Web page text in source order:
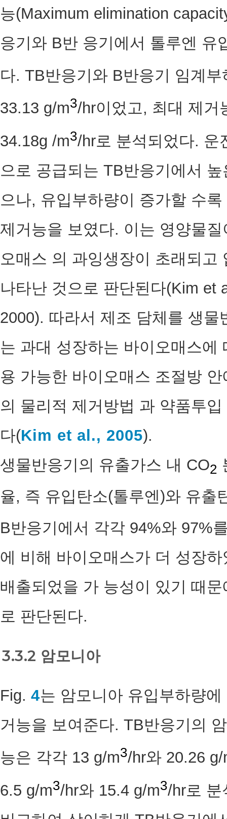
능(Maximum elimination
응기와 B반 응기에서 톨루엔 유
다. TB반응기와 B반응기 임계
33.13 g/m3/hr이었고, 최대 제거
34.18g /m3/hr로 분석되었다. 운
으로 공급되는 TB반응기에서
으나, 유입부하량이 증가할 수
제거능을 보였다. 이는 영양물
오매스 의 과잉생장이 초래되고
나타난 것으로 판단된다(Kim et
2000). 따라서 제조 담체를 생
는 과대 성장하는 바이오매스
용 가능한 바이오매스 조절방
의 물리적 제거방법 과 약품투
다(Kim et al., 2005).
생물반응기의 유출가스 내 CO2
율, 즉 유입탄소(톨루엔)와 유출
B반응기에서 각각 94%와 97%
에 비해 바이오매스가 더 성장
배출되었을 가 능성이 있기 때
로 판단된다.
3.3.2 암모니아
Fig. 4는 암모니아 유입부하량
거능을 보여준다. TB반응기의
능은 각각 13 g/m3/hr와 20.26 g/
6.5 g/m3/hr와 15.4 g/m3/hr로 분